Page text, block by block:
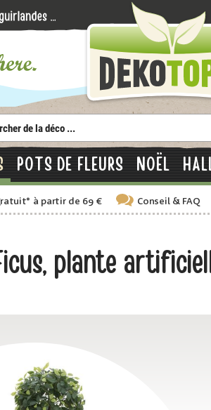
POTS DE FLEURS NOËL
* à partir de 69 € Conseil& FAQ
plante